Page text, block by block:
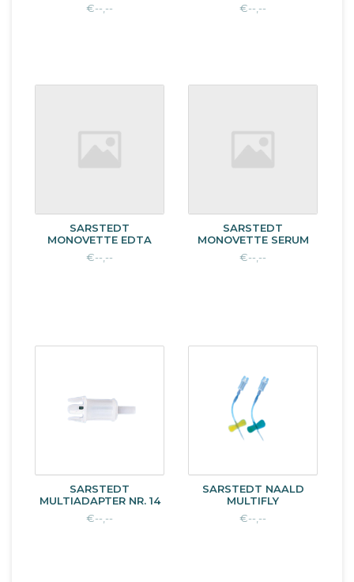
€--,--
€--,--
SARSTEDT
MONOVETTE EDTA
€--,--
SARSTEDT
MONOVETTE SERUM
€--,--
SARSTEDT
MULTIADAPTER NR. 14
€--,--
SARSTEDT NAALD
MULTIFLY
€--,--